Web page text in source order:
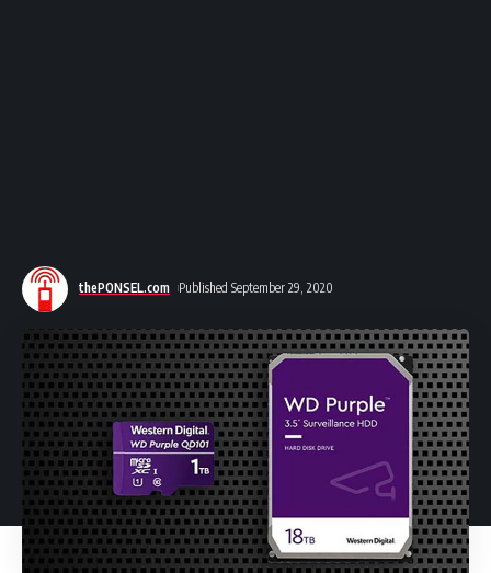
thePONSEL.com Published September 29, 2020